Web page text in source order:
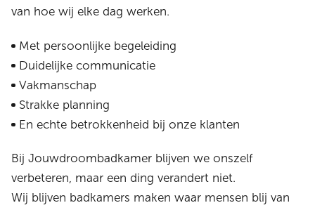
van hoe wij elke dag werken.
Met persoonlijke begeleiding
Duidelijke communicatie
Vakmanschap
Strakke planning
En echte betrokkenheid bij onze klanten
Bij Jouwdroombadkamer blijven we onszelf
verbeteren, maar een ding verandert niet.
Wij blijven badkamers maken waar mensen blij van